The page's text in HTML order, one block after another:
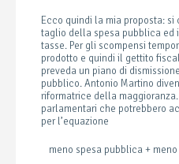
Ecco quindi la mia proposta:
taglio della spesa pubblica ed
tasse. Per gli scompensi
prodotto e quindi il gettito
preveda un piano di
pubblico. Antonio Martino
riformatrice della
parlamentari che potrebbero
per l’equazione
meno spesa pubblica +